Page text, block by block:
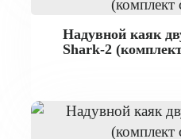
Надувной каяк
Shark-2